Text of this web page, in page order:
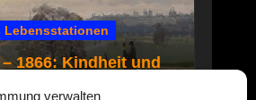
verwalten
Lebensstationen
– 1866: Kindheit und